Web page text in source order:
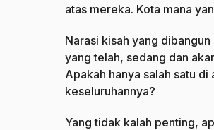
atas mereka. Kota mana
Narasi kisah yang dibangun
yang telah, sedang dan
Apakah hanya salah satu
keseluruhannya?
Yang tidak kalah penting,